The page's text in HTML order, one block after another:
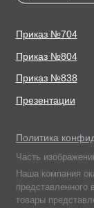
Приказ №704
Приказ №804
Приказ №838
Презентации
Политика
Часть
Наша компания
товары